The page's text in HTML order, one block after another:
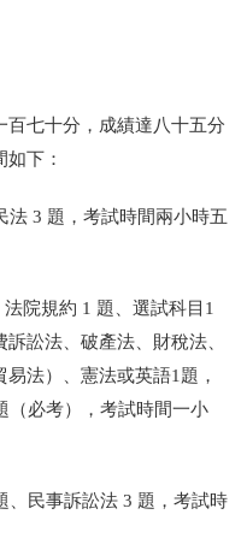
七十分，成績達八十五分
下：
法 3 題，考試時間兩小時五
院規約 1 題、選試科目1
訟法、破產法、財稅法、
法）、憲法或英語1題，
（必考），考試時間一小
、民事訴訟法 3 題，考試時